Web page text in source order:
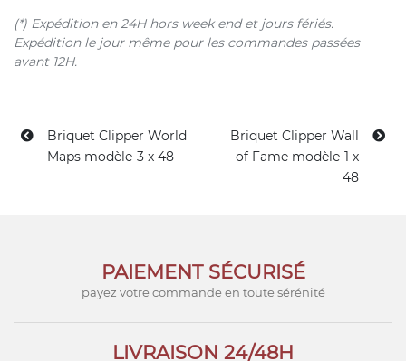
(*) Expédition en 24H hors week end et jours fériés.
Expédition le jour même pour les commandes passées
avant 12H.
Briquet Clipper World
Maps modèle-3 x 48
Briquet Clipper Wall
of Fame modèle-1 x
48
PAIEMENT SÉCURISÉ
payez votre commande en toute sérénité
LIVRAISON 24/48H